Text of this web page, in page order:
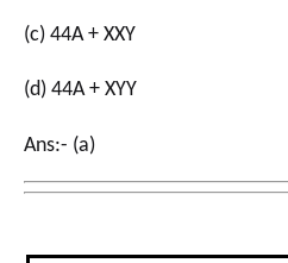
(c) 44A + XXY
(d) 44A + XYY
Ans:- (a)